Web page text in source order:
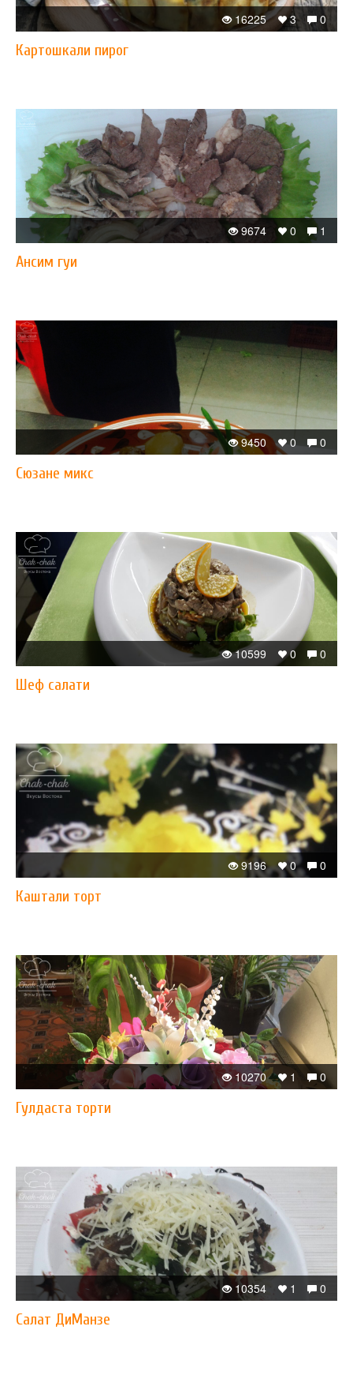
0
3
16225
Картошкали пирог
1
0
9674
Ансим гуи
0
0
9450
Сюзане микс
0
0
10599
Шеф салати
0
0
9196
Каштали торт
0
1
10270
Гулдаста торти
0
1
10354
Салат ДиМанзе